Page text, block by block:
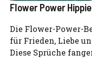
Flower Power
Die Flower-Power-
für Frieden, Liebe
Diese Sprüche